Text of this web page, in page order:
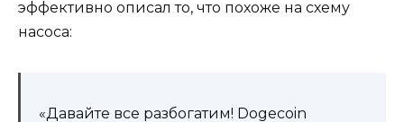
эффективно описал то, что похоже на схему
насоса:
«Давайте все разбогатим! Dogecoin